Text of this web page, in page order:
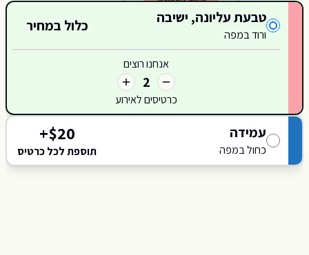
קטגוריות כרטיסים זמינות
טבעת עליונה, ישיבה
ורוד במפה
כלול במחיר
אנחנו רוצים
2
כרטיסים לאירוע
עמידה
כחול במפה
$20
+
תוספת לכל כרטיס